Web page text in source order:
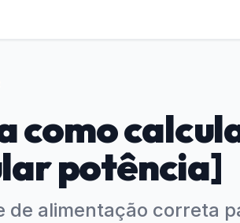
como
potência]
de alimentação correta